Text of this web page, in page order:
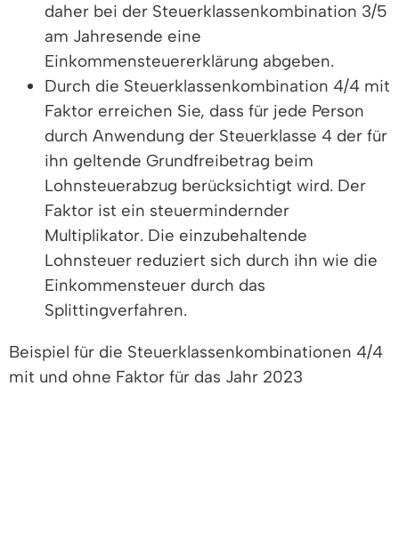
daher bei der Steuerklassenkombination 3/5
am Jahresende eine
Einkommensteuererklärung abgeben.
Durch die Steuerklassenkombination 4/4 mit
Faktor erreichen Sie, dass für jede Person
durch Anwendung der Steuerklasse 4 der für
ihn geltende Grundfreibetrag beim
Lohnsteuerabzug berücksichtigt wird. Der
Faktor ist ein steuermindernder
Multiplikator. Die einzubehaltende
Lohnsteuer reduziert sich durch ihn wie die
Einkommensteuer durch das
Splittingverfahren.
Beispiel für die Steuerklassenkombinationen 4/4
mit und ohne Faktor für das Jahr 2023